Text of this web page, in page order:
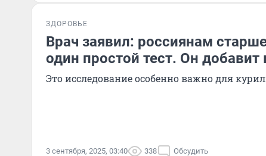
ЗДОРОВЬЕ
Врач заявил: россиянам
один простой тест. Он
Это исследование особенно важно для
3 сентября, 2025, 03:40 338 Обсудить